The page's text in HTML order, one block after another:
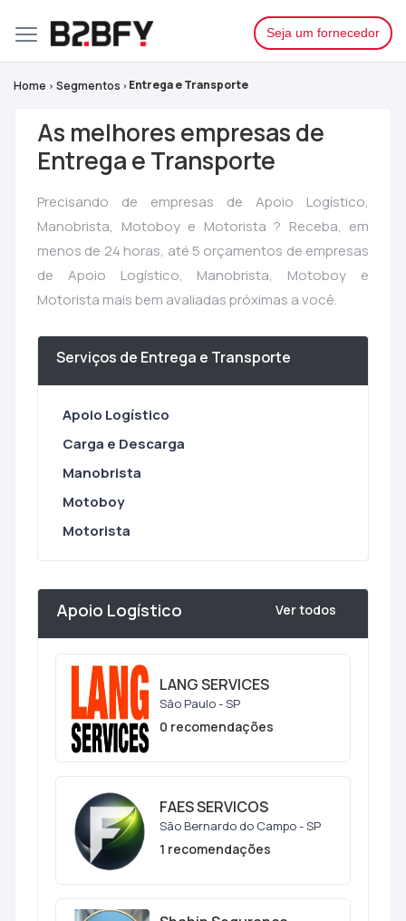
Seja um fornecedor
Home Segmentos Entrega e Transporte
As melhores empresas de
Entrega e Transporte
Precisando de empresas de Apoio Logístico,
Manobrista, Motoboy e Motorista ? Receba, em
menos de 24 horas, até 5 orçamentos de empresas
de Apoio Logístico, Manobrista, Motoboy e
Motorista mais bem avaliadas próximas a você.
Serviços de Entrega e Transporte
Apoio Logístico
Carga e Descarga
Manobrista
Motoboy
Motorista
Apoio Logístico Ver todos
LANG SERVICES
São Paulo - SP
0 recomendações
FAES SERVICOS
São Bernardo do Campo - SP
1 recomendações